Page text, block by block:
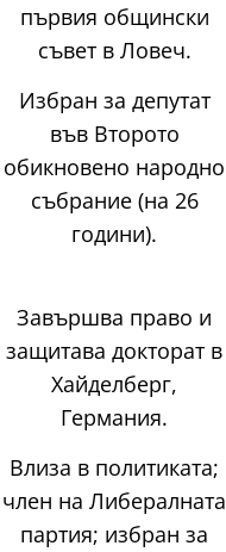
първия общински
съвет в Ловеч.
Избран за депутат
във Второто
обикновено народно
събрание (на 26
години).
Завършва право и
защитава докторат в
Хайделберг,
Германия.
Влиза в политиката;
член на Либералната
партия; избран за